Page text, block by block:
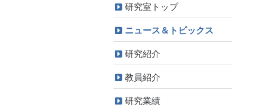
研究室トップ
ニュース＆トピックス
研究紹介
教員紹介
研究業績